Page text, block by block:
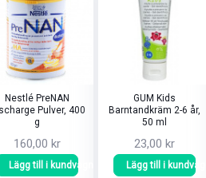
Nestlé PreNAN
Pulver, 400
g
160,00 kr
Lägg till i kundvagn
GUM Kids
Barntandkräm 2-6 år,
50 ml
23,00 kr
Lägg till i kundvagn